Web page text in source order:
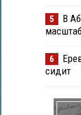
5
В
6
сидит